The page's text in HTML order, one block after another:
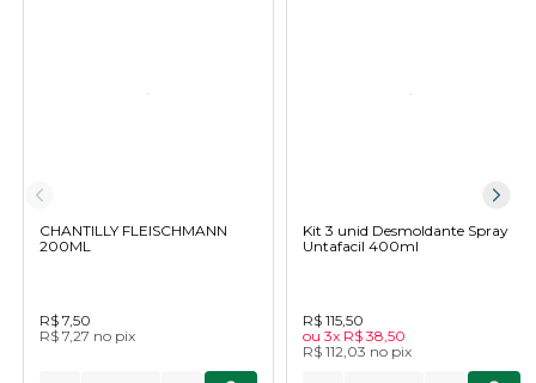
CHANTILLY FLEISCHMANN
200ML
R$ 7,50
R$ 7,27 no pix
Kit 3 unid Desmoldante Spray
Untafacil 400ml
R$ 115,50
ou 3x R$ 38,50
R$ 112,03 no pix